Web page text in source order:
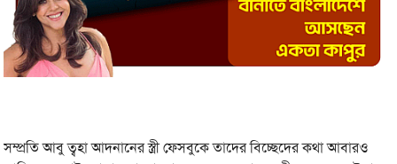
সম্প্রতি আবু ত্বহা আদনানের স্ত্রী ফেসবুকে তাদের বিচ্ছেদের কথা আবারও